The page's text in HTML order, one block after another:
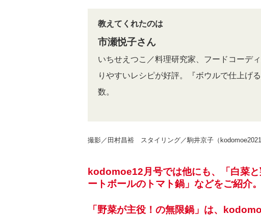
教えてくれたのは
市瀬悦子さん
いちせえつこ／料理研究家、フードコーデ
りやすいレシピが好評。『ボウルで仕上げ
数。
撮影／田村昌裕 スタイリング／駒井京子（kodomoe2021
kodomoe12月号では他にも、「白菜
ートボールのトマト鍋」などをご紹介。
「野菜が主役！の無限鍋」は、